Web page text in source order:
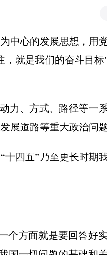
中心的发展思想，用
就是我们的奋斗目标
力、方式、路径等一
展道路等重大政治问
四五”乃至更长时期
个方面就是要回答好